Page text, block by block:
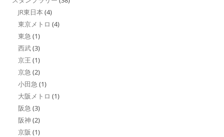
JR東日本 (4)
東京メトロ (4)
東急 (1)
西武(3)
京王 (1)
京急 (2)
小田急 (1)
大阪メトロ (1)
阪急 (3)
阪神 (2)
京阪 (1)